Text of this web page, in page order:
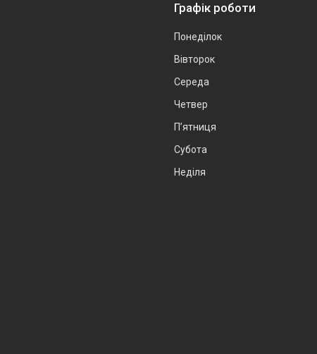
Графік роботи
Понеділок
Вівторок
Середа
Четвер
Пʼятниця
Субота
Неділя